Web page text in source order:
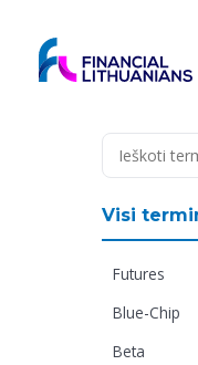
content
Visi
Futures
Blue-Chip
Beta